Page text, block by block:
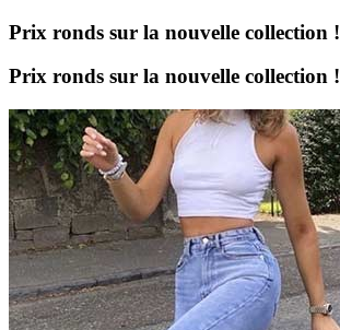
Prix ronds sur la nouvelle collection !
Prix ronds sur la nouvelle collection !